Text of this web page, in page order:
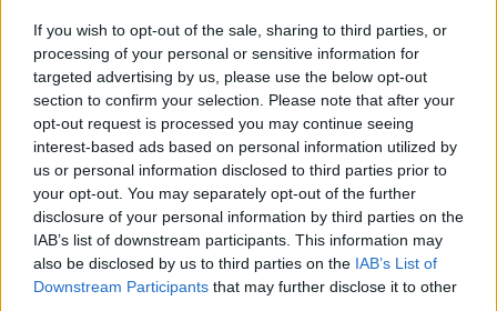
If you wish to opt-out of the sale, sharing to third parties, or
processing of your personal or sensitive information for
targeted advertising by us, please use the below opt-out
section to confirm your selection. Please note that after your
opt-out request is processed you may continue seeing
interest-based ads based on personal information utilized by
us or personal information disclosed to third parties prior to
your opt-out. You may separately opt-out of the further
disclosure of your personal information by third parties on the
IAB’s list of downstream participants. This information may
also be disclosed by us to third parties on the IAB’s List of
Downstream Participants that may further disclose it to other
Streameld a legújabb évadot az RTL+ Premiumon!
Itt állítsd be, hogy az RTL.hu az elsők között
legyen a Google-találatokban!